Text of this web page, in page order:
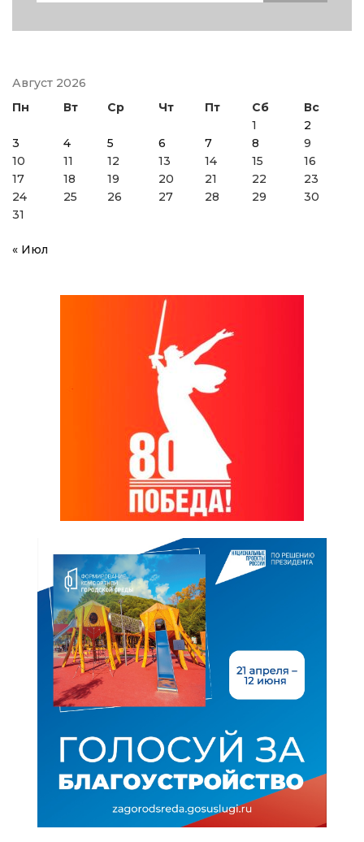
Август 2026
Пн
Вт Ср Чт Пт Сб
Вс
1
2
3
4 5 6 7 8
9
10
11 12 13 14 15
16
17
18 19 20 21 22
23
24
25 26 27 28 29
30
31
« Июл